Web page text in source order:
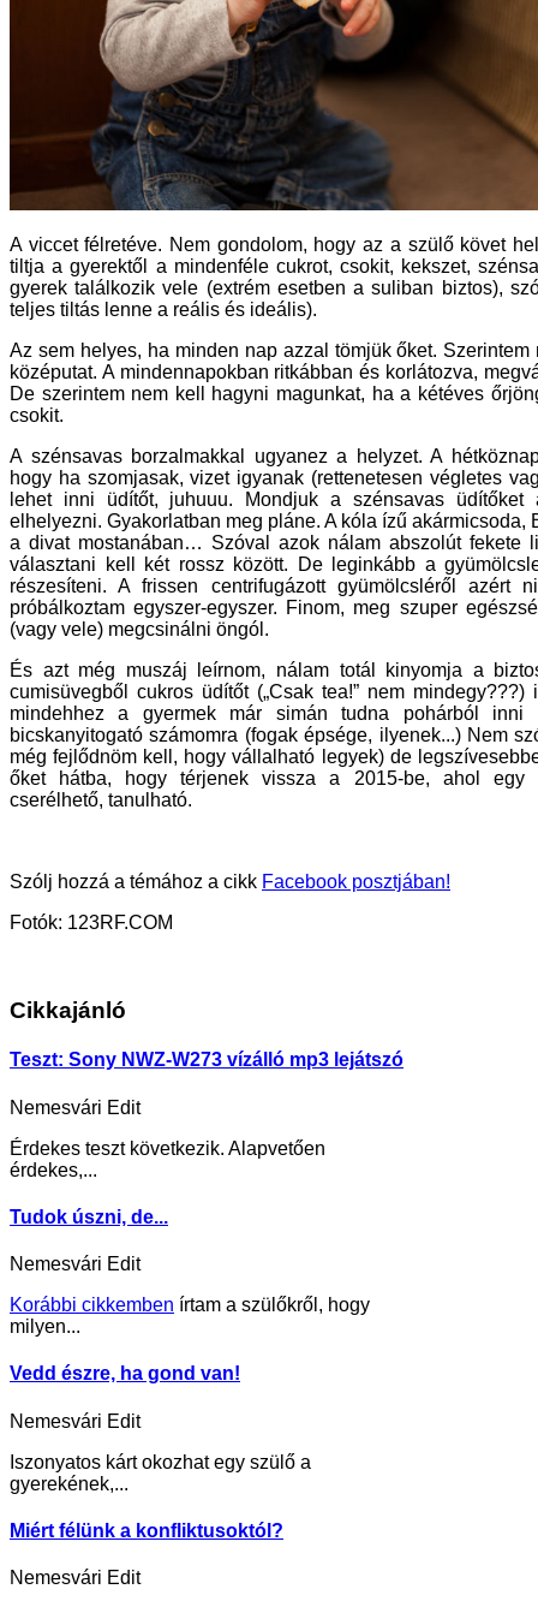
A viccet félretéve. Nem gondolom, hogy az a szülő követ
tiltja a gyerektől a mindenféle cukrot, csokit, kekszet,
gyerek találkozik vele (extrém esetben a suliban biztos),
teljes tiltás lenne a reális és ideális).
Az sem helyes, ha minden nap azzal tömjük őket.
középutat. A mindennapokban ritkábban és korlátozva,
De szerintem nem kell hagyni magunkat, ha a kétéves
csokit.
A szénsavas borzalmakkal ugyanez a helyzet. A
hogy ha szomjasak, vizet igyanak (rettenetesen végletes
lehet inni üdítőt, juhuuu. Mondjuk a szénsavas üdítőket
elhelyezni. Gyakorlatban meg pláne. A kóla ízű akármicsoda,
a divat mostanában… Szóval azok nálam abszolút fekete
választani kell két rossz között. De leginkább a
részesíteni. A frissen centrifugázott gyümölcsléről azért
próbálkoztam egyszer-egyszer. Finom, meg szuper
(vagy vele) megcsinálni öngól.
És azt még muszáj leírnom, nálam totál kinyomja a
cumisüvegből cukros üdítőt („Csak tea!” nem
mindehhez a gyermek már simán tudna pohárból inni
bicskanyitogató számomra (fogak épsége, ilyenek...) Nem
még fejlődnöm kell, hogy vállalható legyek) de
őket hátba, hogy térjenek vissza a 2015-be, ahol egy
cserélhető, tanulható.
Szólj hozzá a témához a cikk Facebook posztjában!
Fotók: 123RF.COM
Cikkajánló
Teszt: Sony NWZ-W273 vízálló mp3 lejátszó
Nemesvári Edit
Érdekes teszt következik. Alapvetően
érdekes,...
Tudok úszni, de...
Nemesvári Edit
Korábbi cikkemben írtam a szülőkről, hogy
milyen...
Vedd észre, ha gond van!
Nemesvári Edit
Iszonyatos kárt okozhat egy szülő a
gyerekének,...
Miért félünk a konfliktusoktól?
Nemesvári Edit